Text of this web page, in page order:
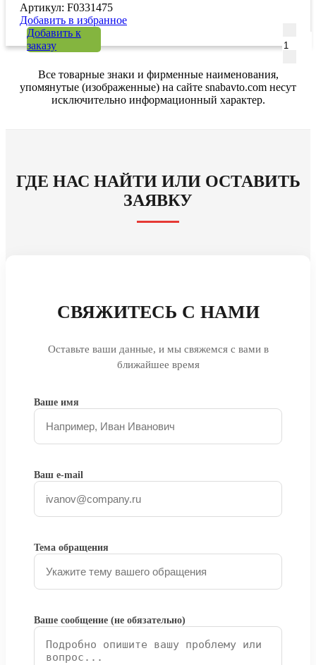
Артикул: F0331475
Добавить в избранное
Добавить к
заказу
Все товарные знаки и фирменные наименования,
упомянутые (изображенные) на сайте snabavto.com несут
исключительно информационный характер.
ГДЕ НАС НАЙТИ ИЛИ ОСТАВИТЬ
ЗАЯВКУ
СВЯЖИТЕСЬ С НАМИ
Оставьте ваши данные, и мы свяжемся с вами в
ближайшее время
Ваше имя
Ваш e-mail
Тема обращения
Ваше сообщение (не обязательно)